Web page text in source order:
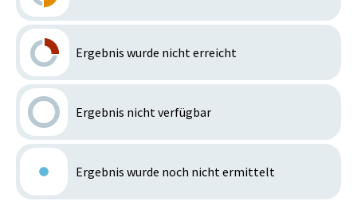
Ergebnis wurde nicht erreicht
Ergebnis nicht verfügbar
Ergebnis wurde noch nicht ermittelt